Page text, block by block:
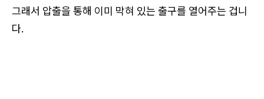
그래서 압출을 통해 이미 막혀 있는 출구를 열어주는 겁니
다.